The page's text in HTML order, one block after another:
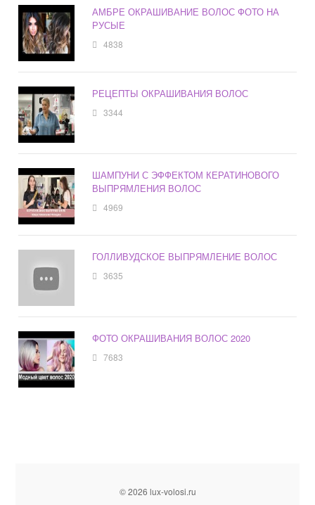
АМБРЕ ОКРАШИВАНИЕ ВОЛОС ФОТО НА
РУСЫЕ
4838
РЕЦЕПТЫ ОКРАШИВАНИЯ ВОЛОС
3344
ШАМПУНИ С ЭФФЕКТОМ КЕРАТИНОВОГО
ВЫПРЯМЛЕНИЯ ВОЛОС
4969
ГОЛЛИВУДСКОЕ ВЫПРЯМЛЕНИЕ ВОЛОС
3635
ФОТО ОКРАШИВАНИЯ ВОЛОС 2020
7683
© 2026 lux-volosi.ru